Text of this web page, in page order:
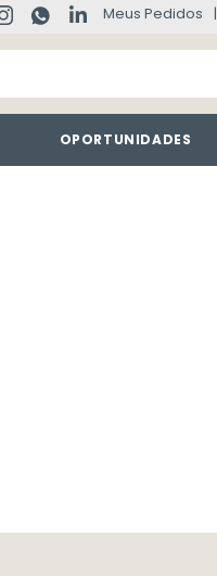
Meus Pedidos
OPORTUNIDADES